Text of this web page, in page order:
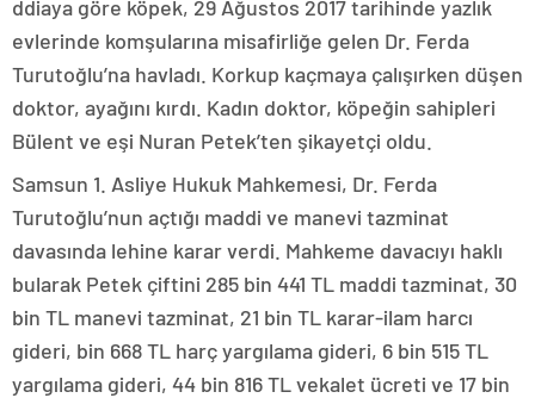
ddiaya göre köpek, 29 Ağustos 2017 tarihinde yazlık
evlerinde komşularına misafirliğe gelen Dr. Ferda
Turutoğlu’na havladı. Korkup kaçmaya çalışırken düşen
doktor, ayağını kırdı. Kadın doktor, köpeğin sahipleri
Bülent ve eşi Nuran Petek’ten şikayetçi oldu.
Samsun 1. Asliye Hukuk Mahkemesi, Dr. Ferda
Turutoğlu’nun açtığı maddi ve manevi tazminat
davasında lehine karar verdi. Mahkeme davacıyı haklı
bularak Petek çiftini 285 bin 441 TL maddi tazminat, 30
bin TL manevi tazminat, 21 bin TL karar-ilam harcı
gideri, bin 668 TL harç yargılama gideri, 6 bin 515 TL
yargılama gideri, 44 bin 816 TL vekalet ücreti ve 17 bin